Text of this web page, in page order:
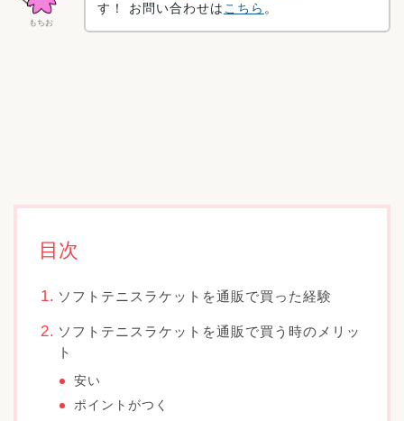
もちお
す！ お問い合わせは こちら 。
目次
ソフトテニスラケットを通販で買った経験
ソフトテニスラケットを通販で買う時のメリッ
ト
安い
ポイントがつく